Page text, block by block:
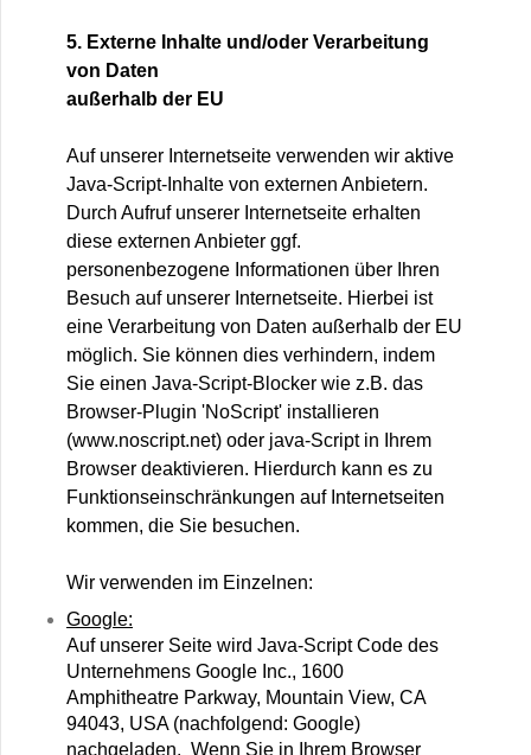
5. Externe Inhalte und/oder Verarbeitung
von Daten
außerhalb der EU
Auf unserer Internetseite verwenden wir aktive
Java-Script-Inhalte von externen Anbietern.
Durch Aufruf unserer Internetseite erhalten
diese externen Anbieter ggf.
personenbezogene Informationen über Ihren
Besuch auf unserer Internetseite. Hierbei ist
eine Verarbeitung von Daten außerhalb der EU
möglich. Sie können dies verhindern, indem
Sie einen Java-Script-Blocker wie z.B. das
Browser-Plugin 'NoScript' installieren
(www.noscript.net) oder java-Script in Ihrem
Browser deaktivieren. Hierdurch kann es zu
Funktionseinschränkungen auf Internetseiten
kommen, die Sie besuchen.
Wir verwenden im Einzelnen:
Google:
Auf unserer Seite wird Java-Script Code des
Unternehmens Google Inc., 1600
Amphitheatre Parkway, Mountain View, CA
94043, USA (nachfolgend: Google)
nachgeladen. Wenn Sie in Ihrem Browser